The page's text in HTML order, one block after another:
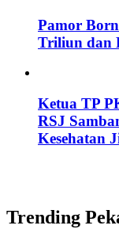
Pamor
Triliun dan
Ketua TP
RSJ
Kesehatan
Trending